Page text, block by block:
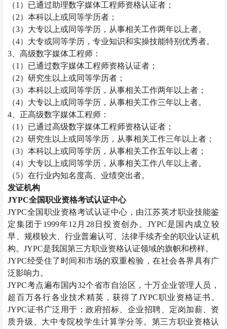
（1 ）已通过助理数字媒体工程师资格认证者；
（2）本科以上或同等学历者；
（3）大专以上或同等学历，从事相关工作两年以上者。
（4）大专或同等学历，专业知识和实操技能特别优秀者。
3 、高级数字媒体工程师：
（1 ）已通过数字媒体工程师资格认证者；
（2）研究生以上或同等学历者；
（3）本科以上或同等学历，从事相关工作两年以上者；
（4）大专以上或同等学历，从事相关工作三年以上者。
4 、正高级数字媒体工程师：
（1 ）已通过高级数字媒体工程师资格认证者；
（2）研究生以上或同等学历，从事相关工作三年以上者；
（3）本科以上或同等学历，从事相关工作五年以上者；
（4）大专以上或同等学历，从事相关工作八年以上者。
（5）在行业内知名度高、业绩突出者。
发证机构
JYPC全国职业资格考试认证中心
JYPC全国职业资格考试认证中心，由江苏英才职业技能鉴
定集团于1999年12 月 28日投资创办。 JYPC是国内成立较
早、规模较大、行业普遍认可、法律手续齐全的职业认证机
构。JYPC是我国第三方职业资格认证领域的旗帜和榜样。
JYPC经受住了时间和市场的双重检验，在社会各界具有广
泛影响力。
JYPC考点遍布国内32个省市自治区，十万企业管理人员，
超百万各行各业技术精英，获得了JYPC职业资格证书。
JYPC证书广泛用于：政府招标、企业招聘、定岗加薪、资
质升级、大中专院校学生计算学分等。第三方职业资格认